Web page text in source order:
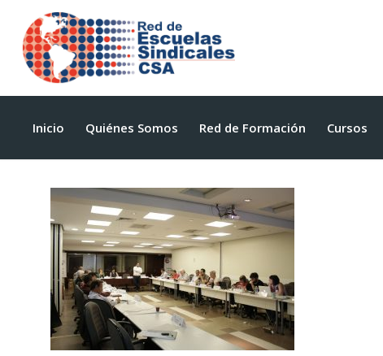
Inicio Quiénes Somos Red de Formación Cursos